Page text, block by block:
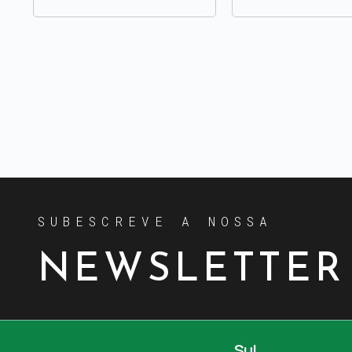
SUBESCREVE A NOSSA
NEWSLETTER